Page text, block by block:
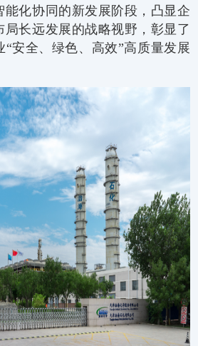
能化协同的新发展阶段，凸显企
局长远发展的战略视野，彰显了
“安全、绿色、高效”高质量发展